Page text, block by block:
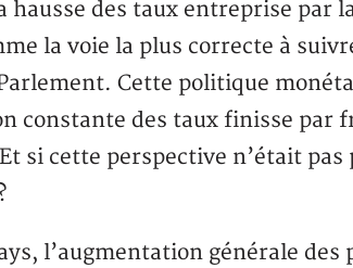
hausse des taux entreprise par
la voie la plus correcte à
Cette politique
constante des taux finisse par
si cette perspective n’était
l’augmentation générale des